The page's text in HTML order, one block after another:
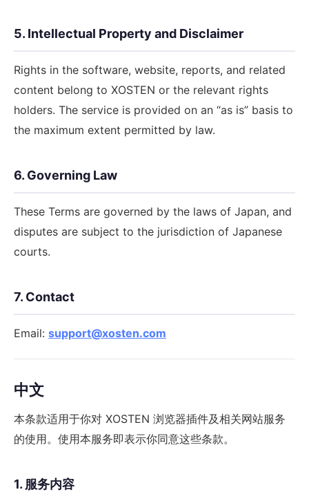
5. Intellectual Property and Disclaimer
Rights in the software, website, reports, and related
content belong to XOSTEN or the relevant rights
holders. The service is provided on an “as is” basis to
the maximum extent permitted by law.
6. Governing Law
These Terms are governed by the laws of Japan, and
disputes are subject to the jurisdiction of Japanese
courts.
7. Contact
Email: support@xosten.com
中文
本条款适用于你对 XOSTEN 浏览器插件及相关网站服务
的使用。使用本服务即表示你同意这些条款。
1. 服务内容